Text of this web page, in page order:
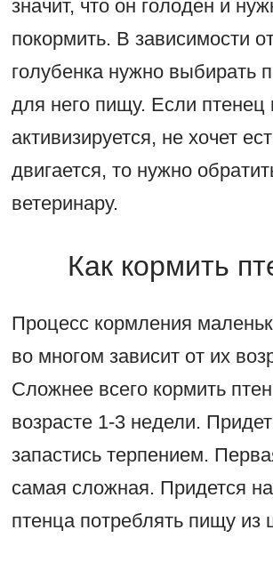
значит, что он голоден и
покормить. В зависимости
голубенка нужно выбирать
для него пищу. Если птенец
активизируется, не хочет
двигается, то нужно
ветеринару.
Как кормить
Процесс кормления
во многом зависит от их
Сложнее всего кормить
возрасте 1-3 недели.
запастись терпением.
самая сложная. Придется
птенца потреблять пищу из